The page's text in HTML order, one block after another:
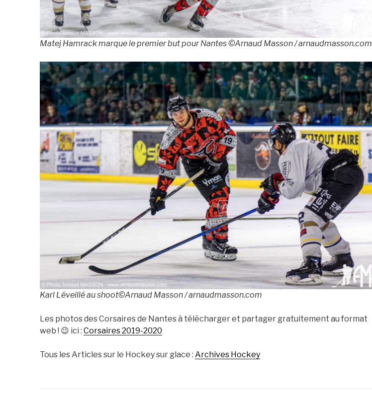
Matej Hamrack marque le premier but pour Nantes ©Arnaud Masson / arnaudmasson.com
Karl Léveillé au shoot©Arnaud Masson / arnaudmasson.com
Les photos des Corsaires de Nantes à télécharger et partager gratuitement au format
web ! 😉 ici : Corsaires 2019-2020
Tous les Articles sur le Hockey sur glace : Archives Hockey